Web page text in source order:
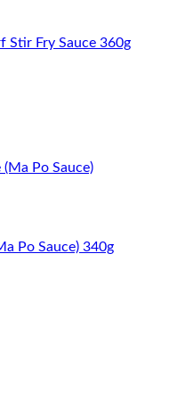
Stir Fry Sauce 360g
Po Sauce) 340g